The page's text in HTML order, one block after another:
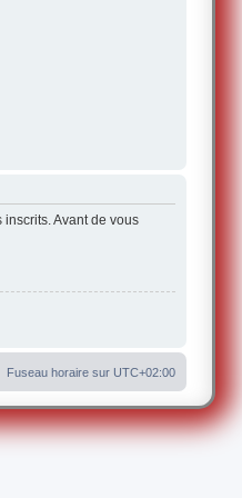
Avant de vous
Fuseau horaire sur UTC+02:00